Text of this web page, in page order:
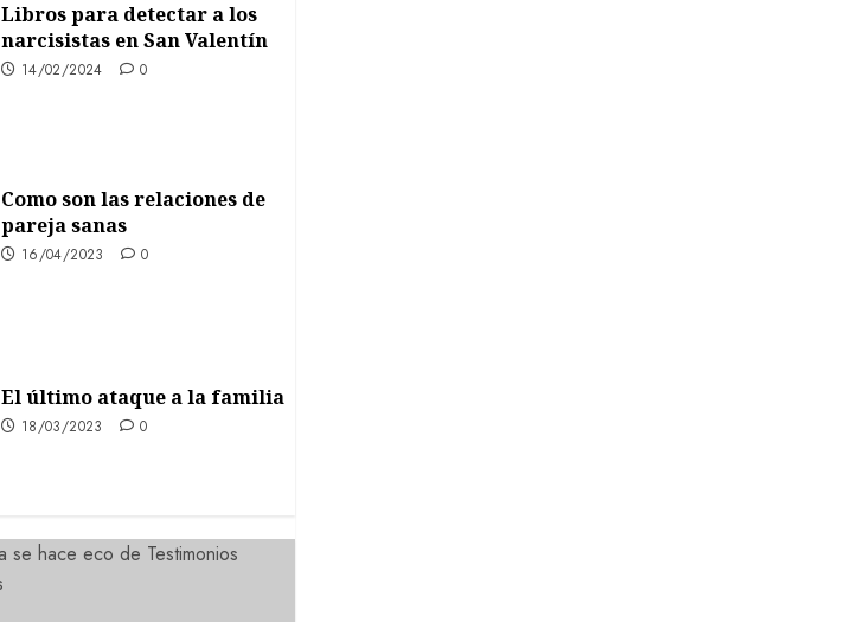
Libros para detectar a los
narcisistas en San Valentín
14/02/2024 0
Como son las relaciones de
pareja sanas
16/04/2023 0
El último ataque a la familia
18/03/2023 0